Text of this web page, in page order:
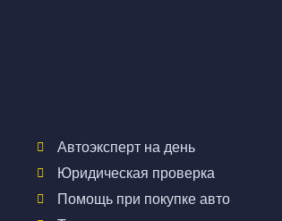
Автоэксперт на день
Юридическая проверка
Помощь при покупке авто